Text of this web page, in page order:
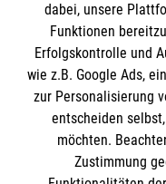
BIC: GENODED
dabei, unsere
Funktionen
Erfolgskontrolle und
wie z.B. Google Ads,
zur Personalisierung
entscheiden
möchten.
Zustimmung